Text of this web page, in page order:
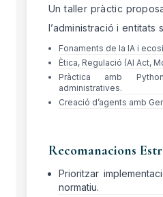
Un taller pràctic
l’administració i entitats
Fonaments de la IA i
Ètica, Regulació (AI Act,
Pràctica amb
administratives.
Creació d’agents amb
Recomanacions
Prioritzar
normatiu.